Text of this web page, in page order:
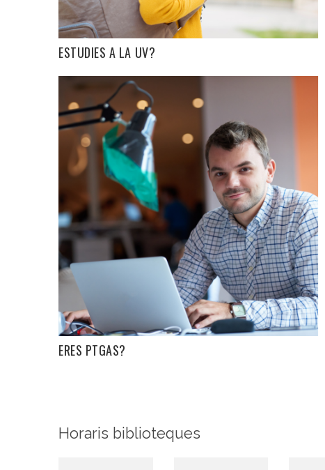
ESTUDIES A LA UV?
ERES PTGAS?
Horaris biblioteques